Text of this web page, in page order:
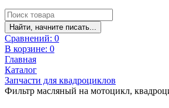
Найти, начните писать...
Сравнений: 0
В корзине: 0
Главная
Каталог
Запчасти для квадроциклов
Фильтр масляный на мотоцикл,